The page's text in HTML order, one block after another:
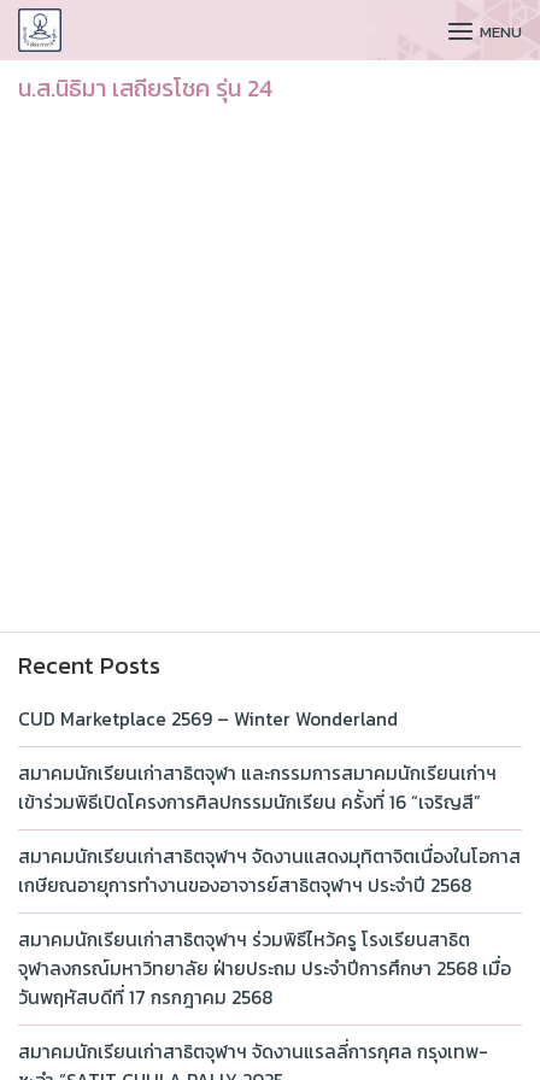
CUDAA MENU
น.ส.นิธิมา เสถียรโชค รุ่น 24
Recent Posts
CUD Marketplace 2569 – Winter Wonderland
สมาคมนักเรียนเก่าสาธิตจุฬา และกรรมการสมาคมนักเรียนเก่าฯ
เข้าร่วมพิธีเปิดโครงการศิลปกรรมนักเรียน ครั้งที่ 16 “เจริญสี”
สมาคมนักเรียนเก่าสาธิตจุฬาฯ จัดงานแสดงมุทิตาจิตเนื่องในโอกาส
เกษียณอายุการทำงานของอาจารย์สาธิตจุฬาฯ ประจำปี 2568
สมาคมนักเรียนเก่าสาธิตจุฬาฯ ร่วมพิธีไหว้ครู โรงเรียนสาธิต
จุฬาลงกรณ์มหาวิทยาลัย ฝ่ายประถม ประจำปีการศึกษา 2568 เมื่อ
วันพฤหัสบดีที่ 17 กรกฎาคม 2568
สมาคมนักเรียนเก่าสาธิตจุฬาฯ จัดงานแรลลี่การกุศล กรุงเทพ-